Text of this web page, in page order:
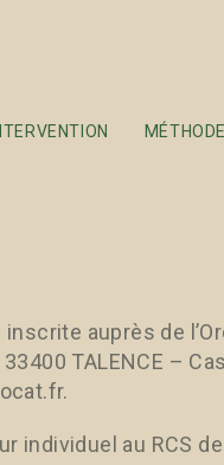
auprès de
TALENCE –
individuel au RCS